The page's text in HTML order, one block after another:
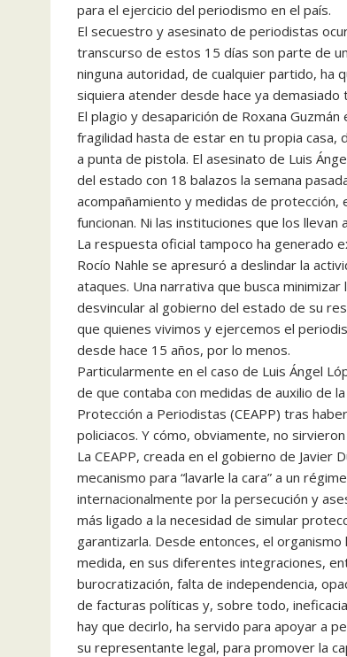
para el ejercicio del periodismo en el país.
El secuestro y asesinato de periodistas
transcurso de estos 15 días son parte de
ninguna autoridad, de cualquier partido, ha
siquiera atender desde hace ya demasiado
El plagio y desaparición de Roxana
fragilidad hasta de estar en tu propia casa,
a punta de pistola. El asesinato de Luis
del estado con 18 balazos la semana
acompañamiento y medidas de protección,
funcionan. Ni las instituciones que los llevan
La respuesta oficial tampoco ha generado
Rocío Nahle se apresuró a deslindar la
ataques. Una narrativa que busca
desvincular al gobierno del estado de su
que quienes vivimos y ejercemos el
desde hace 15 años, por lo menos.
Particularmente en el caso de Luis Ángel
de que contaba con medidas de auxilio de
Protección a Periodistas (CEAPP) tras
policiacos. Y cómo, obviamente, no
La CEAPP, creada en el gobierno de Javier
mecanismo para “lavarle la cara” a un
internacionalmente por la persecución y
más ligado a la necesidad de simular
garantizarla. Desde entonces, el
medida, en sus diferentes integraciones,
burocratización, falta de independencia,
de facturas políticas y, sobre todo,
hay que decirlo, ha servido para apoyar a
su representante legal, para promover la